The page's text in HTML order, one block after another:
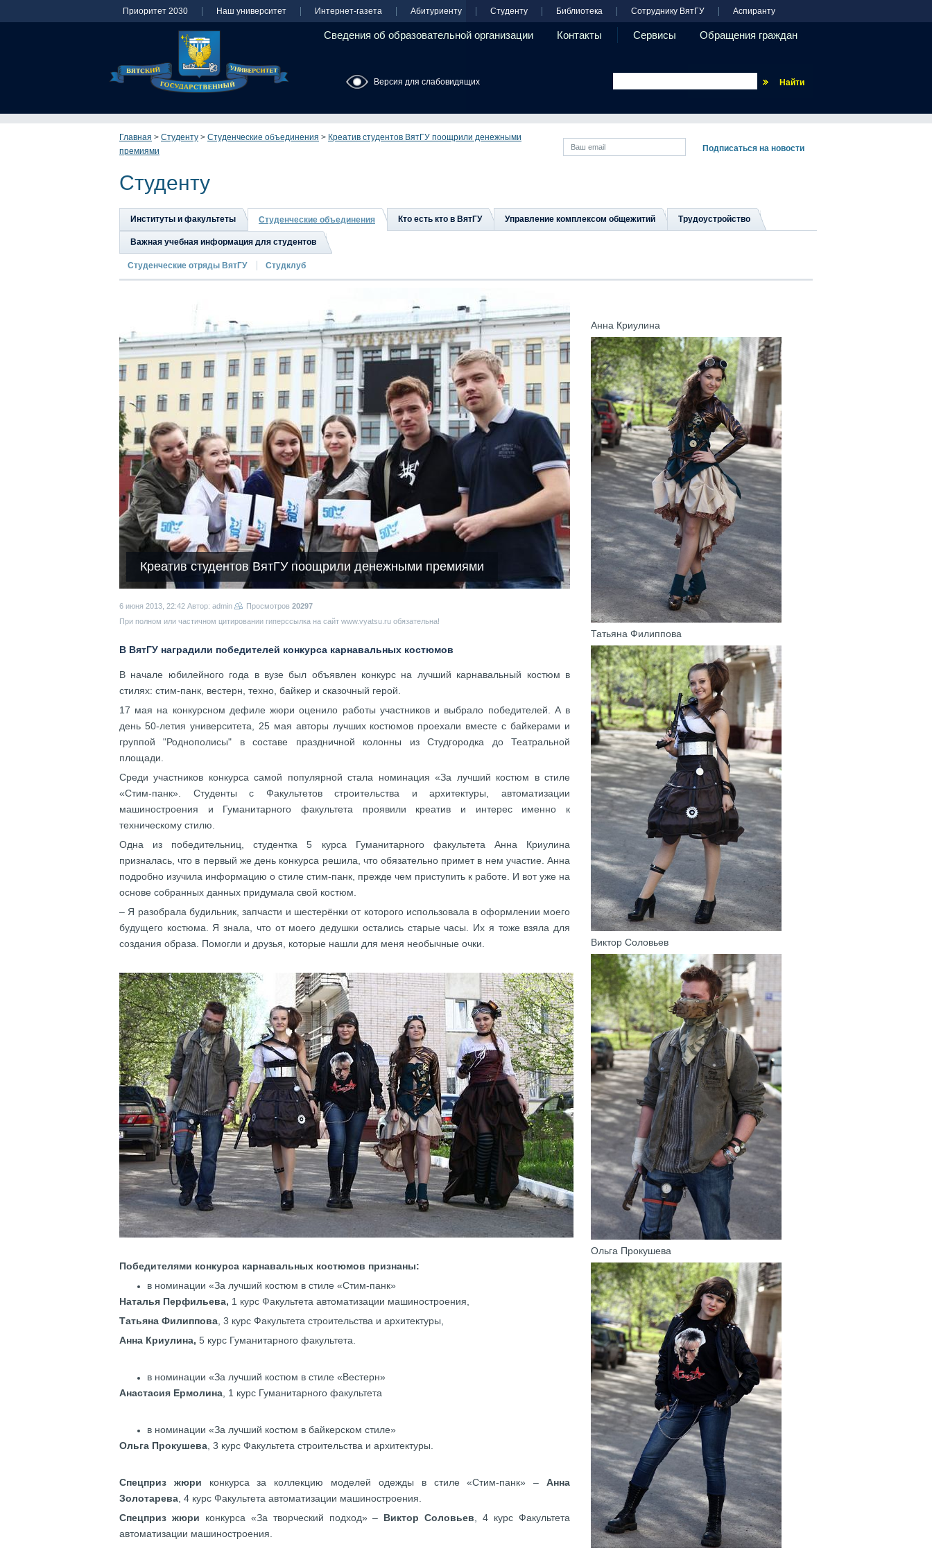
Приоритет 2030 Наш университет Интернет-газета Абитуриенту Студенту Библиотека Сотруднику ВятГУ Аспиранту
Сведения об образовательной организации Контакты Сервисы Обращения граждан
Версия для слабовидящих
Главная > Студенту > Студенческие объединения > Креатив студентов ВятГУ поощрили денежными
премиями
Студенту
Институты и факультеты Студенческие объединения Кто есть кто в ВятГУ Управление комплексом общежитий Трудоустройство
Важная учебная информация для студентов
Студенческие отряды ВятГУ Студклуб
Креатив студентов ВятГУ поощрили денежными премиями
6 июня 2013, 22:42 Автор: admin Просмотров 20297
При полном или частичном цитировании гиперссылка на сайт www.vyatsu.ru обязательна!
В ВятГУ наградили победителей конкурса карнавальных костюмов
В начале юбилейного года в вузе был объявлен конкурс на лучший карнавальный костюм в
стилях: стим-панк, вестерн, техно, байкер и сказочный герой.
17 мая на конкурсном дефиле жюри оценило работы участников и выбрало победителей. А в
день 50-летия университета, 25 мая авторы лучших костюмов проехали вместе с байкерами и
группой "Роднополисы" в составе праздничной колонны из Студгородка до Театральной
площади.
Среди участников конкурса самой популярной стала номинация «За лучший костюм в стиле
«Стим-панк». Студенты с Факультетов строительства и архитектуры, автоматизации
машиностроения и Гуманитарного факультета проявили креатив и интерес именно к
техническому стилю.
Одна из победительниц, студентка 5 курса Гуманитарного факультета Анна Криулина
призналась, что в первый же день конкурса решила, что обязательно примет в нем участие. Анна
подробно изучила информацию о стиле стим-панк, прежде чем приступить к работе. И вот уже на
основе собранных данных придумала свой костюм.
– Я разобрала будильник, запчасти и шестерёнки от которого использовала в оформлении моего
будущего костюма. Я знала, что от моего дедушки остались старые часы. Их я тоже взяла для
создания образа. Помогли и друзья, которые нашли для меня необычные очки.
Победителями конкурса карнавальных костюмов признаны:
в номинации «За лучший костюм в стиле «Стим-панк»
Наталья Перфильева, 1 курс Факультета автоматизации машиностроения,
Татьяна Филиппова , 3 курс Факультета строительства и архитектуры,
Анна Криулина, 5 курс Гуманитарного факультета.
в номинации «За лучший костюм в стиле «Вестерн»
Анастасия Ермолина , 1 курс Гуманитарного факультета
в номинации «За лучший костюм в байкерском стиле»
Ольга Прокушева , 3 курс Факультета строительства и архитектуры.
Спецприз жюри конкурса за коллекцию моделей одежды в стиле «Стим-панк»–
Анна
Золотарева , 4 курс Факультета автоматизации машиностроения.
Спецприз жюри конкурса «За творческий подход»– Виктор Соловьев , 4 курс Факультета
автоматизации машиностроения.
Анна Криулина
Татьяна Филиппова
Виктор Соловьев
Ольга Прокушева